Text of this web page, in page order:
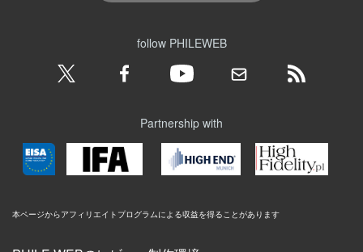
follow PHILEWEB
Partnership with
本ページからアフィリエイトプログラムによる収益を得ることがあります